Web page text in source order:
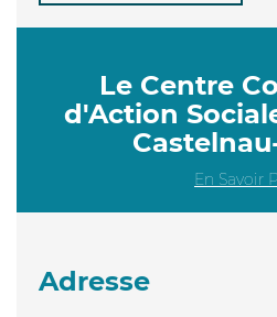
Le Centre
d'Action
En Savoir
Adresse